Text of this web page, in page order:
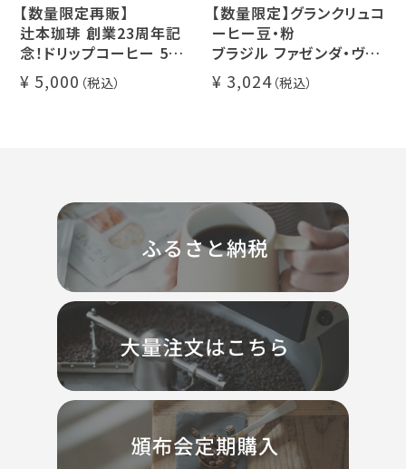
【数量限定再販】
辻本珈琲 創業23周年記
念！ドリップコーヒー 5種
50杯セット
アニバーサリーブレンド
5,000
【数量限定】グランクリュコ
ーヒー豆・粉
ブラジル ファゼンダ・ヴァ
レ・ド・クリスタル（100g /
200g / 1kg）
3,024